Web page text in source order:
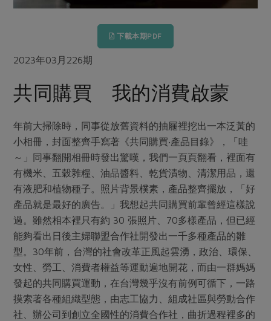
家庭清潔 織品
防災用品
最新產品
優惠專區
素食專區
樂齡友善
主題食譜
年菜食譜
養身食補
節慶大餐
高麗菜海鮮煎餅
議題活動
主婦聯盟X樂齡網特約優惠案
30%rPET紅烏龍茶
更多議題活動
傳到心坎裡，誠心又澎派
食農教育
更多議題
生活者e週報
綠主張月刊
典藏閱覽室
選舉專區
最新消息
媒體報導
下載專區
地區活動
社務會議 地區活動
活動報下載
下載本期PDF
2023年03月226期
共同購買 我的消費啟蒙
年前大掃除時，同事從放舊資料的抽屜裡挖出一本泛黃的
小相冊，封面整齊手寫著《共同購買‧產品目錄》，「哇
～」同事翻開相冊時發出驚嘆，我們一頁頁翻看，裡面有
有機米、五穀雜糧、油品醬料、乾貨漬物、清潔用品，還
有液肥和植物種子。照片背景樸素，產品整齊擺放，「好
產品就是最好的廣告。」我想起共同購買前輩曾經這樣說
過。雖然相本裡只有約 30 張照片、70多樣產品，但已經
能夠看出日後主婦聯盟合作社開發出一千多種產品的雛
型。30年前，台灣的社會改革正風起雲湧，政治、環保、
女性、勞工、消費者權益等運動遍地開花，而由一群媽媽
發起的共同購買運動，在台灣幾乎沒有前例可循下，一路
摸索著各種組織型態，由志工協力、組成社區與勞動合作
社、辦公司到創立全國性的消費合作社，曲折過程裡多的